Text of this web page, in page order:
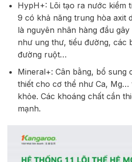
HypH+: Lõi tạo ra nước kiềm
9 có khả năng trung hòa axit
là nguyên nhân hàng đầu
như ung thư, tiểu đường, các
đường ruột…
Mineral+: Cân bằng, bổ sung
thiết cho cơ thể như Ca, Mg…
khỏe. Các khoáng chất cần
mạnh.